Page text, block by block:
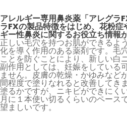
アレルギー専用鼻炎薬「アレグラ
ラFXの製品特徴をはじめ、花粉
ギー性鼻炎に関するお役立ち情報
正しい毛穴を持つお肌ができるよ
化を導く作用のある薬剤です。毛
ことを防ぐことにより、新しい白
副作用としては、妊娠をしている
ません。皮膚の乾燥・かゆみなど
間程度で塗りなれると改善してき
塗るかですが、ニキビができにく
月に１本使い切るくらいのペース
望ましいです。